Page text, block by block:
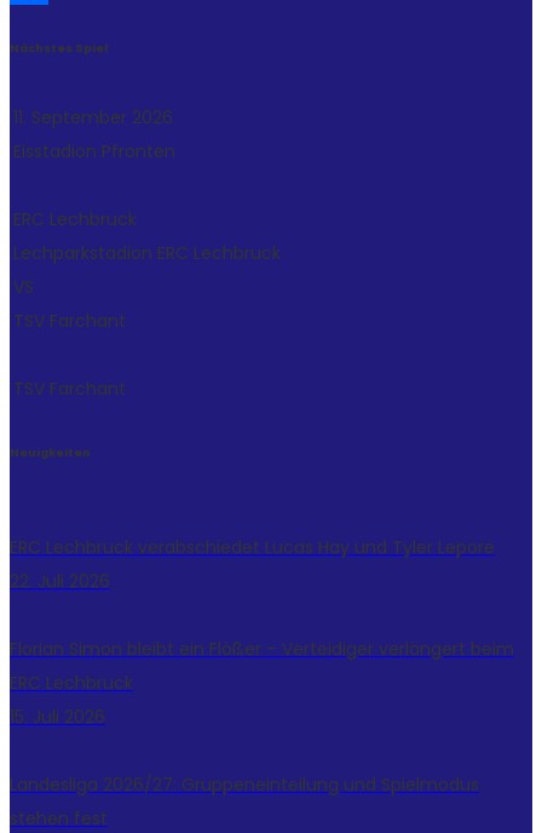
Nächstes Spiel
11. September 2026
Eisstadion Pfronten
ERC Lechbruck
Lechparkstadion ERC Lechbruck
VS
TSV Farchant
TSV Farchant
Neuigkeiten
ERC Lechbruck verabschiedet Lucas Hay und Tyler Lepore
22. Juli 2026
Florian Simon bleibt ein Flößer – Verteidiger verlängert beim
ERC Lechbruck
15. Juli 2026
Landesliga 2026/27: Gruppeneinteilung und Spielmodus
stehen fest